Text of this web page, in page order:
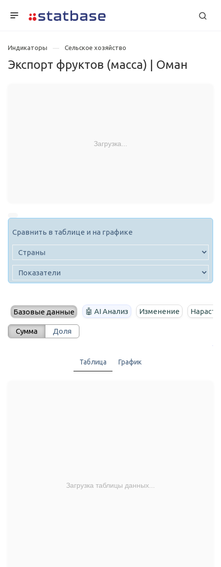
Индикаторы Сельское хозяйство
Экспорт фруктов (масса) | Оман
Загрузка...
Сравнить в таблице и на графике
Базовые данные 🤖 AI Анализ Изменение
Сумма Доля
Таблица График
Загрузка таблицы данных...